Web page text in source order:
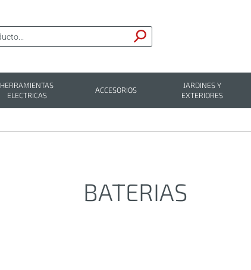
HERRAMIENTAS
ELECTRICAS
ACCESORIOS
JARDINES Y
EXTERIORES
BATERIAS